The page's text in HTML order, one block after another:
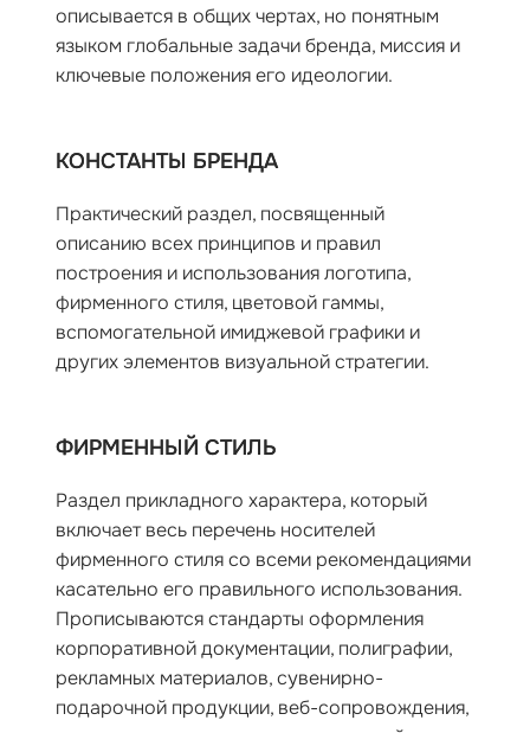
описывается в общих чертах, но понятным
языком глобальные задачи бренда, миссия и
ключевые положения его идеологии.
КОНСТАНТЫ БРЕНДА
Практический раздел, посвященный
описанию всех принципов и правил
построения и использования логотипа,
фирменного стиля, цветовой гаммы,
вспомогательной имиджевой графики и
других элементов визуальной стратегии.
ФИРМЕННЫЙ СТИЛЬ
Раздел прикладного характера, который
включает весь перечень носителей
фирменного стиля со всеми рекомендациями
касательно его правильного использования.
Прописываются стандарты оформления
корпоративной документации, полиграфии,
рекламных материалов, сувенирно-
подарочной продукции, веб-сопровождения,